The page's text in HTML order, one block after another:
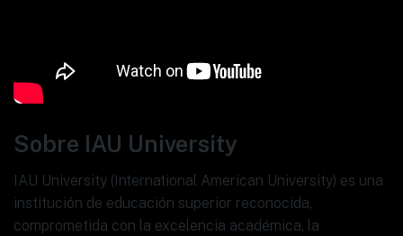
Sobre IAU University
IAU University (International American University) es una
institución de educación superior reconocida,
comprometida con la excelencia académica, la